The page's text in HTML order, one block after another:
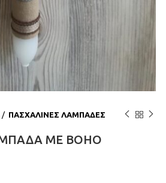
ΠΑΣΧΑΛΙΝΕΣ ΛΑΜΠΑΔΕΣ
ΜΕ BOHO